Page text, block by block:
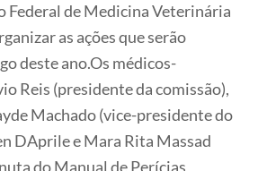
Federal de Medicina Veterinária
as ações que serão
deste ano.Os médicos-
Reis (presidente da comissão),
Machado (vice-presidente do
DAprile e Mara Rita Massad
do Manual de Perícias